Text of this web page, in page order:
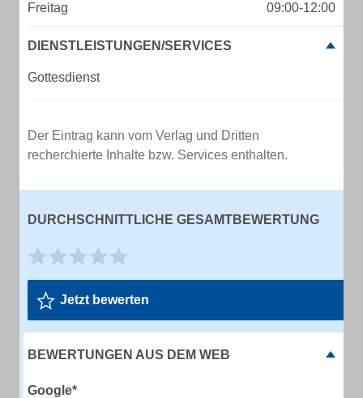
Freitag 09:00-12:00
DIENSTLEISTUNGEN/SERVICES
Gottesdienst
Der Eintrag kann vom Verlag und Dritten
recherchierte Inhalte bzw. Services enthalten.
DURCHSCHNITTLICHE GESAMTBEWERTUNG
Jetzt bewerten
BEWERTUNGEN AUS DEM WEB
Google*